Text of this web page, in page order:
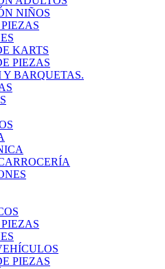
NIÑOS
KARTS
PIEZAS
BARQUETAS.
PIEZAS